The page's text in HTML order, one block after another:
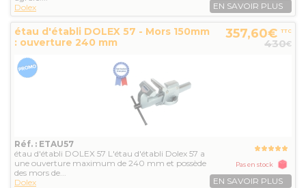
Dolex
EN SAVOIR PLUS
étau d'établi DOLEX 57 - Mors 150mm
: ouverture 240 mm
357,60€ TTC
430€
Réf. : ETAU57
étau d'établi DOLEX 57 L'étau d'établi Dolex 57 a
une ouverture maximum de 240 mm et possède
des mors de...
Dolex
Pas en stock
EN SAVOIR PLUS